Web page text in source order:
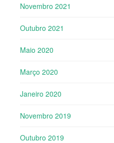
Novembro 2021
Outubro 2021
Maio 2020
Março 2020
Janeiro 2020
Novembro 2019
Outubro 2019